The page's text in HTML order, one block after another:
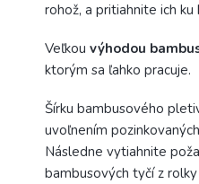
rohož, a pritiahnite ich
Veľkou výhodou
ktorým sa ľahko pracuje.
Šírku bambusového
uvoľnením
Následne vytiahnite
bambusových tyčí z